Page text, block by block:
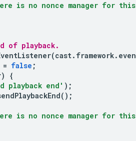
is no nonce manager for
of playback.
(cast. framework.
= false ;
)
{
playback end' );
();
is no nonce manager for